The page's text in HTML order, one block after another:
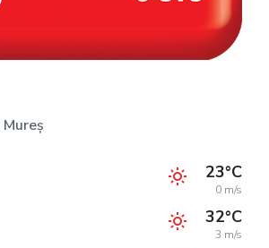
23°C
0 m/s
32°C
3 m/s